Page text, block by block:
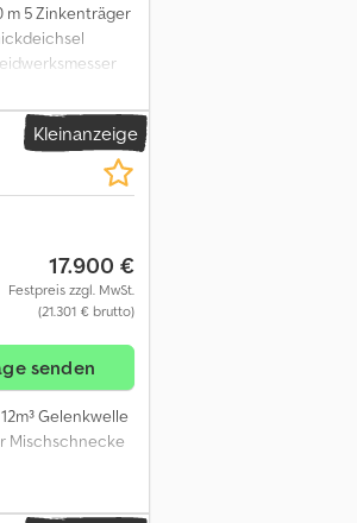
m 5 Zinkenträger
u. Pick-
Stirnwand
Hjk
Kleinanzeige
17.900 €
Festpreis zzgl. MwSt.
(21.301 € brutto)
senden
Gelenkwelle
Mischschnecke